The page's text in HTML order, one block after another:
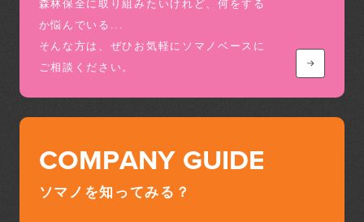
森林保全に取り組みたいけれど、何をする
か悩んでいる...
そんな方は、ぜひお気軽にソマノベースに
ご相談ください。
COMPANY GUIDE
ソマノを知ってみる？